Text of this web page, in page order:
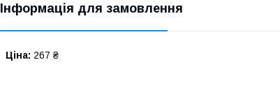
Інформація для замовлення
Ціна: 267 ₴